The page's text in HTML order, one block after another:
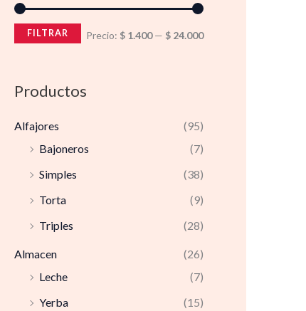
FILTRAR Precio: $ 1.400— $ 24.000
Productos
Alfajores
(95)
Bajoneros
(7)
Simples
(38)
Torta
(9)
Triples
(28)
Almacen
(26)
Leche
(7)
Yerba
(15)